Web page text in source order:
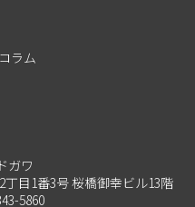
ラム
ガワ
目1番3号 桜橋御幸ビル13階
5860